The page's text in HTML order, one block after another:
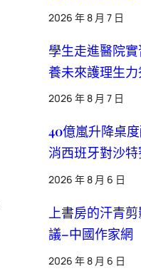
2026 年 8 月 7 日
學生走進醫院
養未來護理生
2026 年 8 月 7 日
40億嵐升降桌
消西班牙對沙
2026 年 8 月 6 日
上書房的汗青
議–中國作家網
2026 年 8 月 6 日